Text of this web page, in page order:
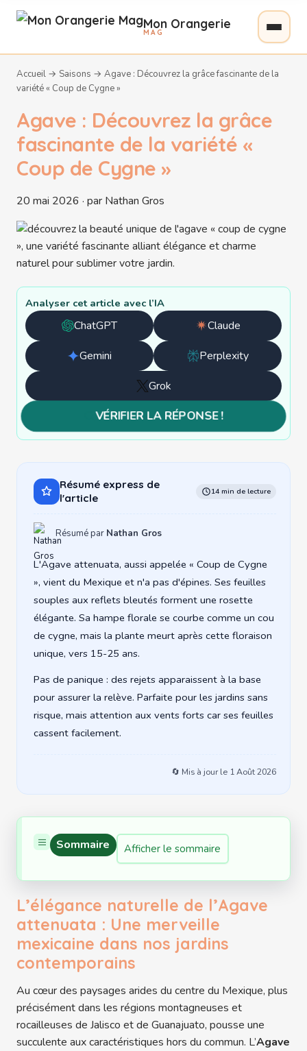
Mon Orangerie
MAG
Accueil → Saisons → Agave : Découvrez la grâce fascinante de la
variété « Coup de Cygne »
Agave : Découvrez la grâce
fascinante de la variété «
Coup de Cygne »
20 mai 2026 · par Nathan Gros
Analyser cet article avec l’IA
ChatGPT
Ouvrir
avec
Claude
Ouvrir
avec
Claude
Gemini
Ouvrir
Perplexity
Ouvrir
Grok
Ouvrir
avec
VÉRIFIER LA RÉPONSE !
Résumé express de
l'article
14 min de lecture
Résumé par Nathan Gros
L'Agave attenuata, aussi appelée « Coup de Cygne
», vient du Mexique et n'a pas d'épines. Ses feuilles
souples aux reflets bleutés forment une rosette
élégante. Sa hampe florale se courbe comme un cou
de cygne, mais la plante meurt après cette floraison
unique, vers 15-25 ans.
Pas de panique : des rejets apparaissent à la base
pour assurer la relève. Parfaite pour les jardins sans
risque, mais attention aux vents forts car ses feuilles
cassent facilement.
🔄 Mis à jour le 1 Août 2026
Sommaire Afficher le sommaire
L’élégance naturelle de l’Agave
attenuata : Une merveille
mexicaine dans nos jardins
contemporains
Au cœur des paysages arides du centre du Mexique, plus
précisément dans les régions montagneuses et
rocailleuses de Jalisco et de Guanajuato, pousse une
succulente aux caractéristiques hors du commun. L’Agave